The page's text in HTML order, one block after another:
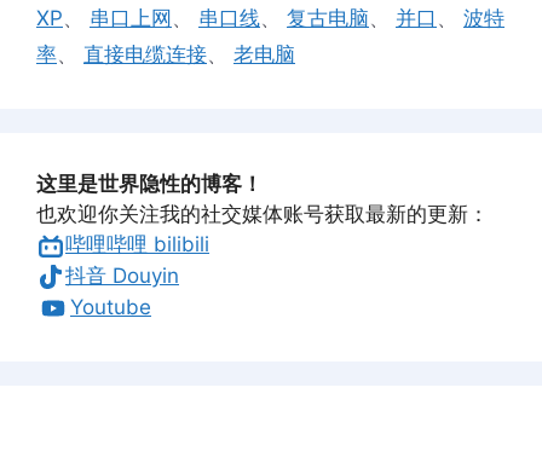
XP、 串口上网 、 串口线、 复古电脑、 并口 、 波特
率、 直接电缆连接、 老电脑
这里是世界隐性的博客！
也欢迎你关注我的社交媒体账号获取最新的更新：
哔哩哔哩 bilibili
抖音 Douyin
Youtube